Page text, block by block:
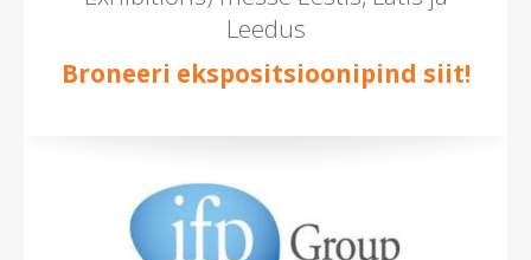
Leedus
Broneeri ekspositsioonipind siit!